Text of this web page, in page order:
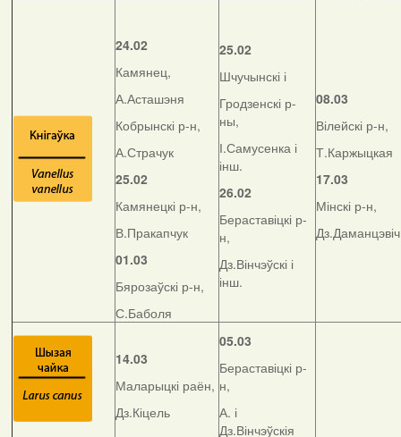
24.02
Камянец,
А.Асташэня
Кобрынскі р-н,
А.Страчук
25.02
Камянецкі р-н,
В.Пракапчук
01.03
Бярозаўскі р-н,
С.Баболя
25.02
Шчучынскі і
Гродзенскі р-
ны,
І.Самусенка і
інш.
26.02
Бераставіцкі р-
н,
Дз.Вінчэўскі і
інш.
08.03
Вілейскі р-н,
Т.Каржыцкая
17.03
Мінскі р-н,
Дз.Даманцэвіч
14.03
Маларыцкі раён,
Дз.Кіцель
05.03
Бераставіцкі р-
н,
А. і
Дз.Вінчэўскія